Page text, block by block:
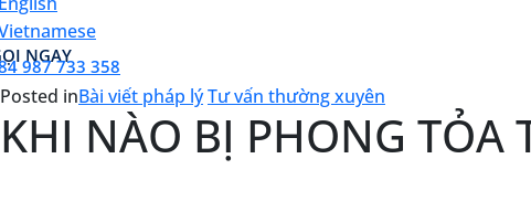
NGAY
987 733 358
Posted inBài viết pháp lýTư vấn thường xuyên
KHI NÀO BỊ PHONG TỎA